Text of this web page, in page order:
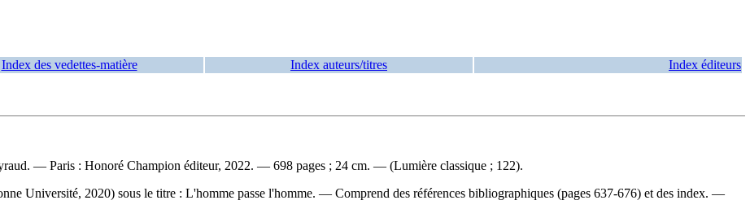
Index des vedettes-matière Index auteurs/titres Index éditeurs
— Paris : Honoré Champion éditeur, 2022. — 698 pages ; 24 cm. — (Lumière classique ; 122).
Université, 2020) sous le titre : L'homme passe l'homme. — Comprend des références bibliographiques (pages 637-676) et des index. —